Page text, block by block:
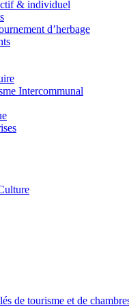
& individuel
d’herbage
Intercommunal
de tourisme et de